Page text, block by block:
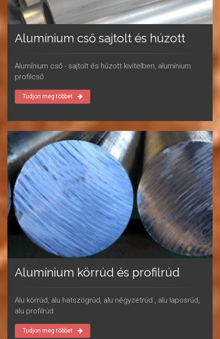
Alumínium cső sajtolt és húzott
Alumínium cső - sajtolt és húzott kivitelben, alumínium
profilcső
Tudjon meg többet
Alumínium körrúd és profilrúd
Alu körrúd, alu hatszögrúd, alu négyzetrúd , alu laposrúd,
alu profilrúd
Tudjon meg többet